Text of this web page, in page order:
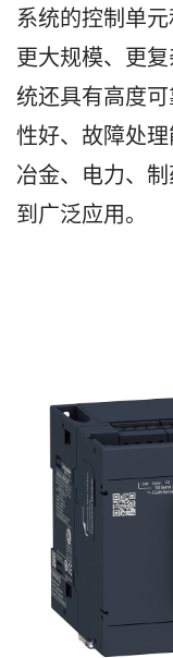
系统的控制单
更大规模、更
统还具有高度
性好、故障处理
冶金、电力、
到广泛应用。